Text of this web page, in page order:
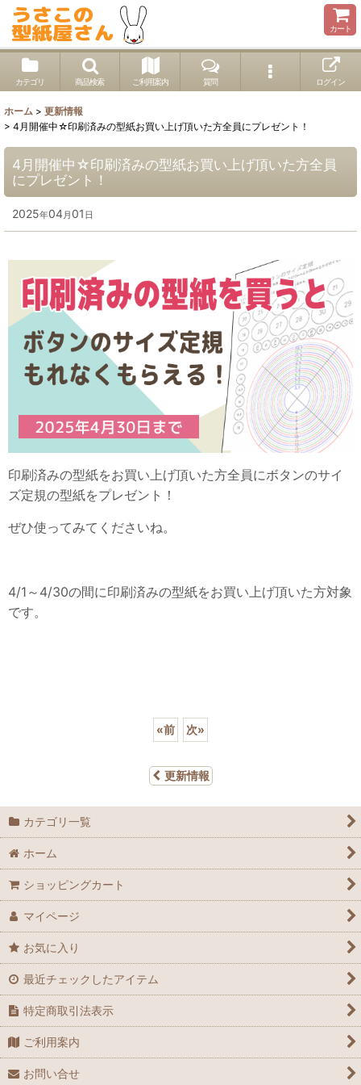
カート
カテゴリ 商品検索 ご利用案内 質問 ログイン
ホーム > 更新情報
> 4月開催中☆印刷済みの型紙お買い上げ頂いた方全員にプレゼント！
4月開催中☆印刷済みの型紙お買い上げ頂いた方全員
にプレゼント！
2025年04月 01 日
印刷済みの型紙をお買い上げ頂いた方全員にボタンのサイ
ズ定規の型紙をプレゼント！
ぜひ使ってみてくださいね。
4/1～4/30の間に印刷済みの型紙をお買い上げ頂いた方対象
です。
«前 次»
更新情報
カテゴリ一覧
ホーム
ショッピングカート
マイページ
お気に入り
最近チェックしたアイテム
特定商取引法表示
ご利用案内
お問い合せ